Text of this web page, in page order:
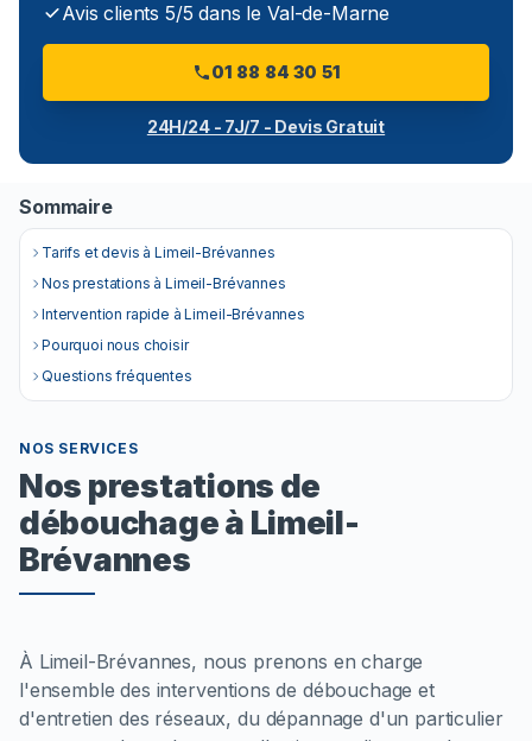
Avis clients 5/5 dans le Val-de-Marne
01 88 84 30 51
24H/24 - 7J/7 - Devis Gratuit
Sommaire
Tarifs et devis à Limeil-Brévannes
Nos prestations à Limeil-Brévannes
Intervention rapide à Limeil-Brévannes
Pourquoi nous choisir
Questions fréquentes
NOS SERVICES
Nos prestations de
débouchage à Limeil-
Brévannes
À Limeil-Brévannes, nous prenons en charge
l'ensemble des interventions de débouchage et
d'entretien des réseaux, du dépannage d'un particulier